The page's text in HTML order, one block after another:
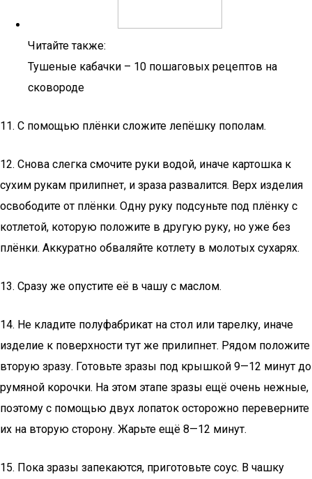
Читайте также:
Тушеные кабачки – 10 пошаговых рецептов на
сковороде
11. С помощью плёнки сложите лепёшку пополам.
12. Снова слегка смочите руки водой, иначе картошка к
сухим рукам прилипнет, и зраза развалится. Верх изделия
освободите от плёнки. Одну руку подсуньте под плёнку с
котлетой, которую положите в другую руку, но уже без
плёнки. Аккуратно обваляйте котлету в молотых сухарях.
13. Сразу же опустите её в чашу с маслом.
14. Не кладите полуфабрикат на стол или тарелку, иначе
изделие к поверхности тут же прилипнет. Рядом положите
вторую зразу. Готовьте зразы под крышкой 9—12 минут до
румяной корочки. На этом этапе зразы ещё очень нежные,
поэтому с помощью двух лопаток осторожно переверните
их на вторую сторону. Жарьте ещё 8—12 минут.
15. Пока зразы запекаются, приготовьте соус. В чашку